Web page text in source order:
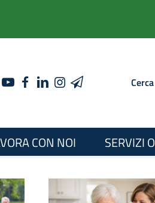
FACEBOOK
LINKEDIN
INSTAGRAM
TELEGRAM Cerca
CON NOI SERVIZI